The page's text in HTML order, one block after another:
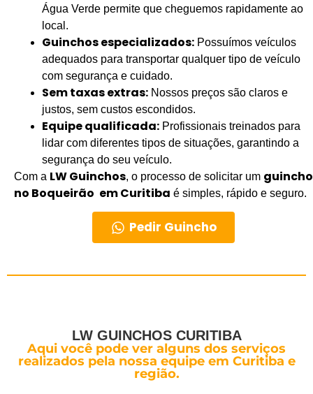
Água Verde permite que cheguemos rapidamente ao
local.
Guinchos especializados: Possuímos veículos
adequados para transportar qualquer tipo de veículo
com segurança e cuidado.
Sem taxas extras: Nossos preços são claros e
justos, sem custos escondidos.
Equipe qualificada: Profissionais treinados para
lidar com diferentes tipos de situações, garantindo a
segurança do seu veículo.
Com a LW Guinchos, o processo de solicitar um guincho
no Boqueirão em Curitiba é simples, rápido e seguro.
Pedir Guincho
LW GUINCHOS CURITIBA
Aqui você pode ver alguns dos serviços
realizados pela nossa equipe em Curitiba e
região.